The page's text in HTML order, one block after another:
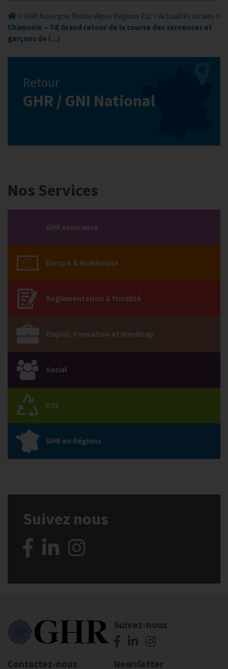
> GHR Auvergne Rhône-Alpes Régions Est > Actualités locales >
Chamonix – 74| Grand retour de la course des serveuses et
garçons de (...)
Retour
GHR / GNI National
Nos Services
GHR Assurance
Europe & Numérique
Réglementation & fiscalité
Emploi, Formation et Handicap
Social
RSE
GHR en Régions
Suivez nous
Suivez-nous
Contactez-nous Newsletter